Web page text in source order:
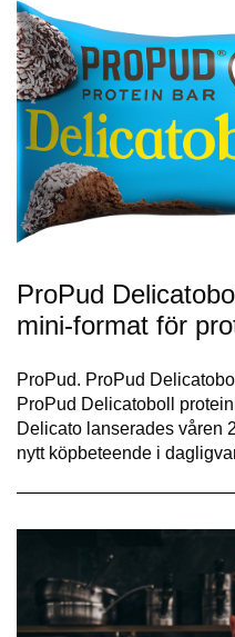
ProPud
mini-format för
ProPud. ProPud
ProPud Delicatoboll
Delicato lanserades våren
nytt köpbeteende i